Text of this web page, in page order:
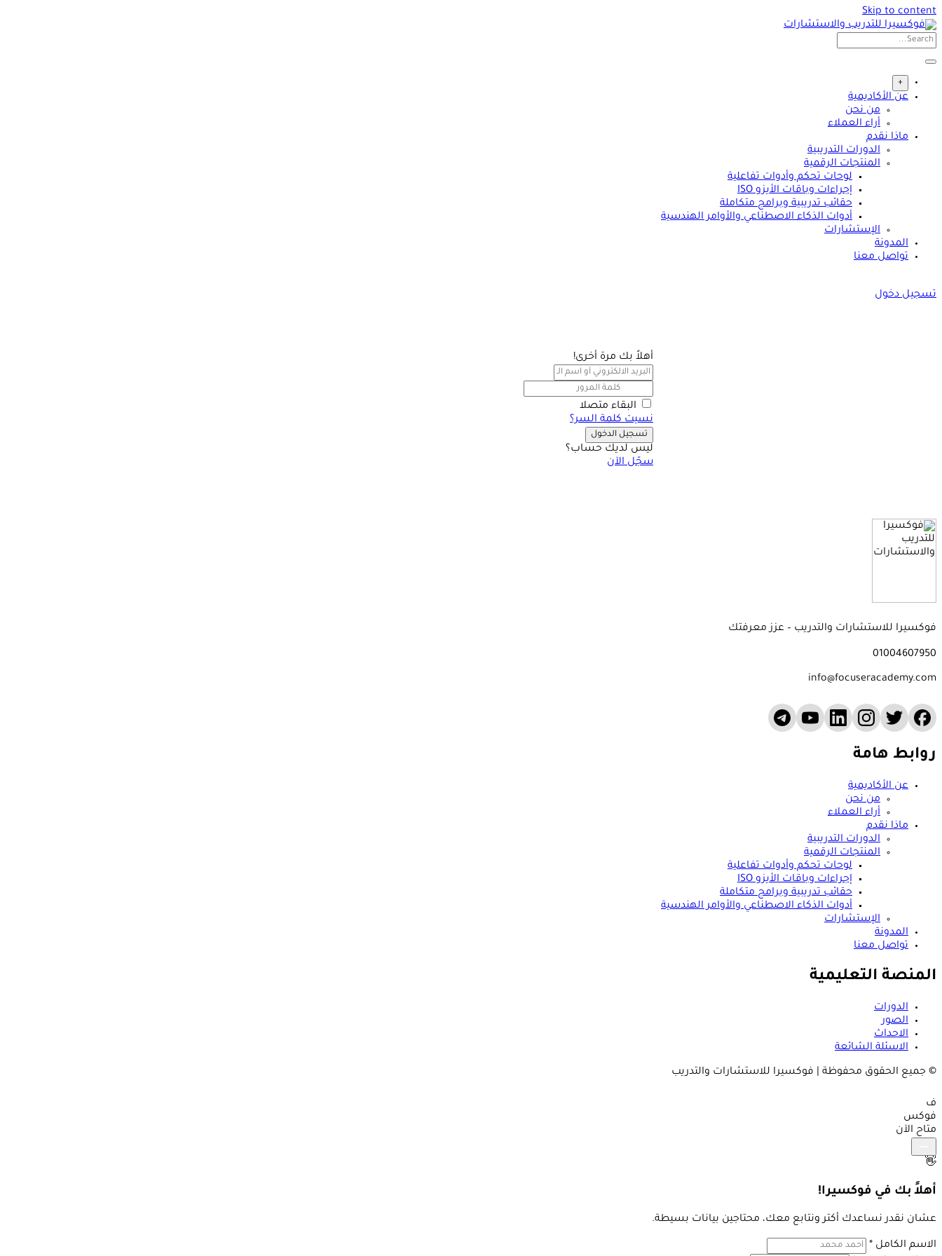
Skip to content
+
عن الأكاديمية
من نحن
أراء العملاء
ماذا نقدم
الدورات التدريبية
المنتجات الرقمية
لوحات تحكم وأدوات تفاعلية
إجراءات وباقات الأيزو ISO
حقائب تدريبية وبرامج متكاملة
أدوات الذكاء الاصطناعي والأوامر الهندسية
الإستشارات
المدونة
تواصل معنا
تسجيل دخول
أهلاً بك مرة أخرى!
البقاء متصلا
نسيت كلمة السر؟
تسجيل الدخول
ليس لديك حساب؟
سجّل الآن
فوكسيرا للاستشارات والتدريب – عزز معرفتك
01004607950
info@focuseracademy.com
روابط هامة
عن الأكاديمية
من نحن
أراء العملاء
ماذا نقدم
الدورات التدريبية
المنتجات الرقمية
لوحات تحكم وأدوات تفاعلية
إجراءات وباقات الأيزو ISO
حقائب تدريبية وبرامج متكاملة
أدوات الذكاء الاصطناعي والأوامر الهندسية
الإستشارات
المدونة
تواصل معنا
المنصة التعليمية
الدورات
الصور
الاحداث
الاسئلة الشائعة
© جميع الحقوق محفوظة | فوكسيرا للاستشارات والتدريب
ف
فوكس
متاح الآن
👋
أهلاً بك في فوكسيرا!
عشان نقدر نساعدك أكتر ونتابع معك، محتاجين بيانات بسيطة.
الاسم الكامل *